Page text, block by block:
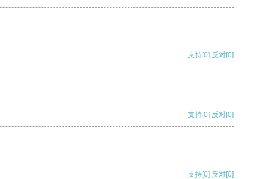
支持[0] 反对[0]
支持[0] 反对[0]
支持[0] 反对[0]